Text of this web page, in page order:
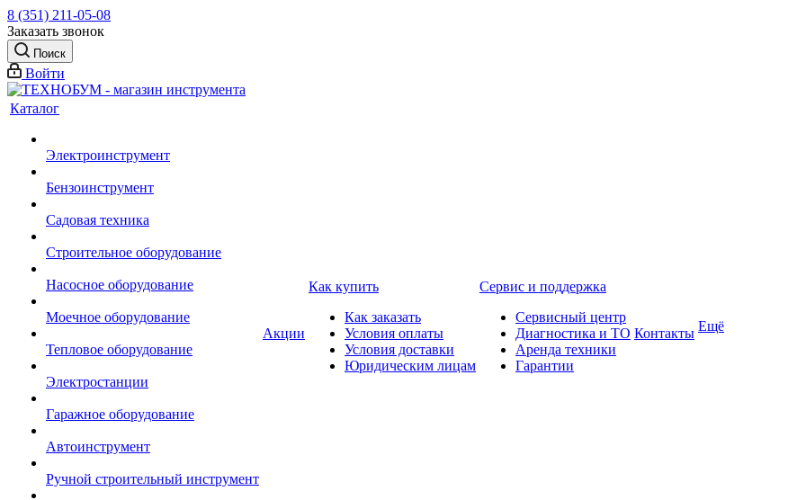
8 (351) 211-05-08
Заказать звонок
Поиск
Войти
Каталог
Электроинструмент
Бензоинструмент
Садовая техника
Строительное оборудование
Насосное оборудование
Моечное оборудование
Тепловое оборудование
Электростанции
Гаражное оборудование
Автоинструмент
Ручной строительный инструмент
Акции
Как купить
Как заказать
Условия оплаты
Условия доставки
Юридическим лицам
Сервис и поддержка
Сервисный центр
Диагностика и ТО
Аренда техники
Гарантии
Контакты Ещё